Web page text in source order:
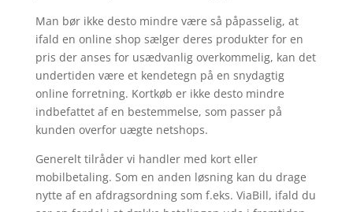
Man bør ikke desto mindre være så påpasselig, at
ifald en online shop sælger deres produkter for en
pris der anses for usædvanlig overkommelig, kan det
undertiden være et kendetegn på en snydagtig
online forretning. Kortkøb er ikke desto mindre
indbefattet af en bestemmelse, som passer på
kunden overfor uægte netshops.
Generelt tilråder vi handler med kort eller
mobilbetaling. Som en anden løsning kan du drage
nytte af en afdragsordning som f.eks. ViaBill, ifald du